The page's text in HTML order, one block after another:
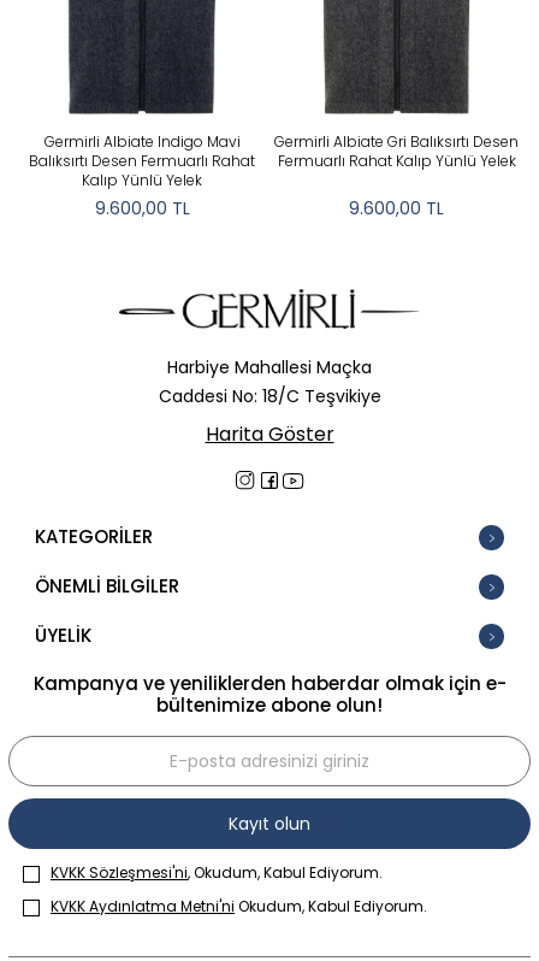
Germirli Albiate Indigo Mavi
Balıksırtı Desen Fermuarlı Rahat
Kalıp Yünlü Yelek
9.600,00 TL
Germirli Albiate Gri Balıksırtı Desen
Fermuarlı Rahat Kalıp Yünlü Yelek
9.600,00 TL
Harbiye Mahallesi Maçka
Caddesi No: 18/C Teşvikiye
Harita Göster
KATEGORİLER
ÖNEMLİ BİLGİLER
ÜYELİK
Kampanya ve yeniliklerden haberdar olmak için e-
bültenimize abone olun!
Kayıt olun
KVKK Sözleşmesi'ni, Okudum, Kabul Ediyorum.
KVKK Aydınlatma Metni'ni Okudum, Kabul Ediyorum.